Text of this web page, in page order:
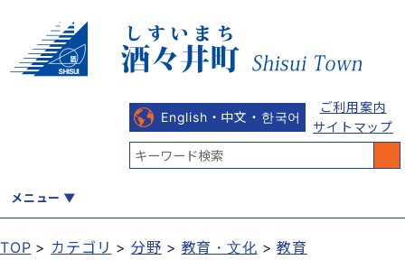
English・中文・한국어
ご利用案内
サイトマップ
メニュー
TOP カテゴリ 分野 教育・文化
教育